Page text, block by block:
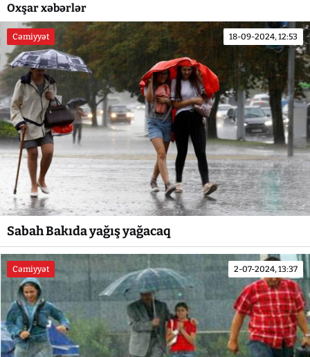
Oxşar xəbərlər
Cəmiyyət 18-09-2024, 12:53
Sabah Bakıda yağış yağacaq
Cəmiyyət 2-07-2024, 13:37